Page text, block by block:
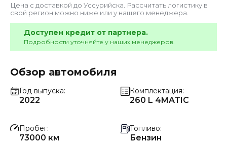
Цена с доставкой до Уссурийска . Рассчитать логистику в
свой регион можно ниже или у нашего менеджера.
Доступен кредит от партнера.
Подробности уточняйте у наших менеджеров.
Обзор автомобиля
Год выпуска
2022
Комплектация
260 L 4MATIC
Пробег
73000 км
Топливо
Бензин